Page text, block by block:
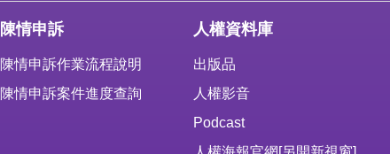
陳情申訴
陳情申訴作業流程說明
陳情申訴案件進度查詢
人權資料庫
出版品
人權影音
Podcast